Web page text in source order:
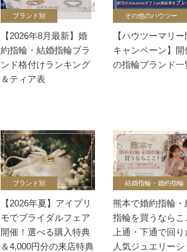
ブランド別
【2026年8月最新】婚
約指輪・結婚指輪ブラ
ンド格付けランキング
＆ティア表
その他のハウツー
【ハウツーマリ
キャンペーン】開
の指輪ブランド一
ブランド別
【2026年夏】アイプリ
モでブライダルフェア
開催！選べる購入特典
＆4,000円分の来店特典
結婚指輪・婚約指輪
熊本で婚約指輪・
指輪を買うならこ
上通・下通で回
人気ジュエリーシ